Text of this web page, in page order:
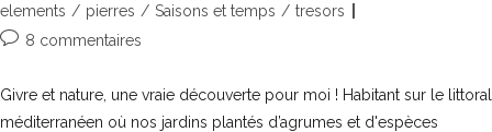
elements / pierres / Saisons et temps / tresors
8 commentaires
Givre et nature, une vraie découverte pour moi ! Habitant sur le littoral
méditerranéen où nos jardins plantés d’agrumes et d'espèces